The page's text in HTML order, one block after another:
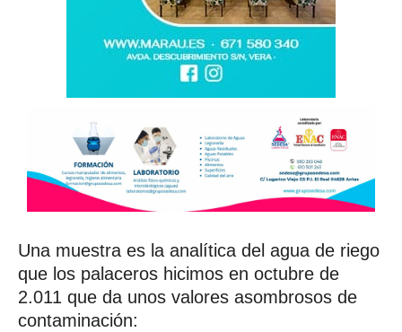
Una muestra es la analítica del agua de riego
que los palaceros hicimos en octubre de
2.011 que da unos valores asombrosos de
contaminación: